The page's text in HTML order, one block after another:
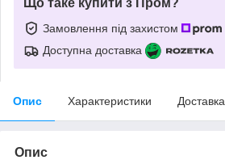
Замовлення під захистом
Доступна доставка
Опис Характеристики Доставка
Опис